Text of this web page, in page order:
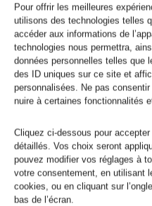
Pour offrir les meilleures
utilisons des technologies telles
accéder aux informations de
technologies nous permettra,
données personnelles telles que
des ID uniques sur ce site et
personnalisées. Ne pas
nuire à certaines fonctionnalités
Cliquez ci-dessous pour
détaillés. Vos choix seront
pouvez modifier vos réglages à
votre consentement, en utilisant
cookies, ou en cliquant sur
bas de l’écran.
Toile de Jouy
Tissu Toile de Jouy 100%
9,95 €
Produits similaires